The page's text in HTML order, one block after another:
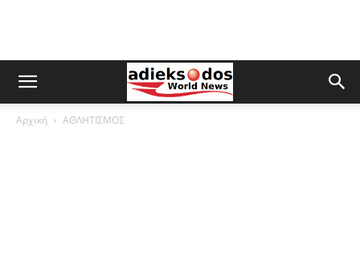
Αρχική ΑΘΛΗΤΙΣΜΟΣ